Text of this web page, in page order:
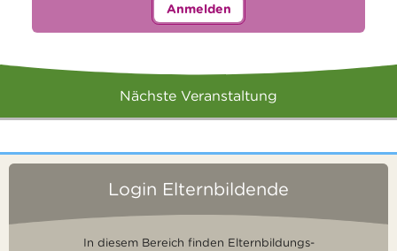
Anmelden
Nächste Veranstaltung
Login Elternbildende
In diesem Bereich finden Elternbildungs-